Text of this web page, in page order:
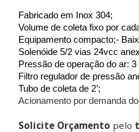
Fabricado em Inox 304;
Volume de coleta fixo por
Equipamento compacto;-
Solenóide 5/2 vias 24vcc
Pressão de operação do ar: 3
Filtro regulador de pressão
Tubo de coleta de 2’;
Acionamento por demanda
Solicite Orçamento pelo